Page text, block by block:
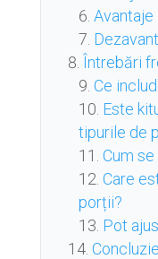
Avantaje
Întrebări
Ce
Este
tipurile de
Cum
Care
porții?
Pot
Concluzie